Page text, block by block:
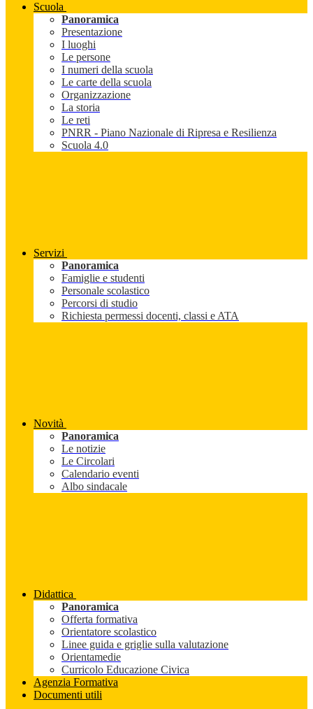
Scuola
Panoramica
Presentazione
I luoghi
Le persone
I numeri della scuola
Le carte della scuola
Organizzazione
La storia
Le reti
PNRR - Piano Nazionale di Ripresa e Resilienza
Scuola 4.0
Servizi
Panoramica
Famiglie e studenti
Personale scolastico
Percorsi di studio
Richiesta permessi docenti, classi e ATA
Novità
Panoramica
Le notizie
Le Circolari
Calendario eventi
Albo sindacale
Didattica
Panoramica
Offerta formativa
Orientatore scolastico
Linee guida e griglie sulla valutazione
Orientamedie
Curricolo Educazione Civica
Agenzia Formativa
Documenti utili